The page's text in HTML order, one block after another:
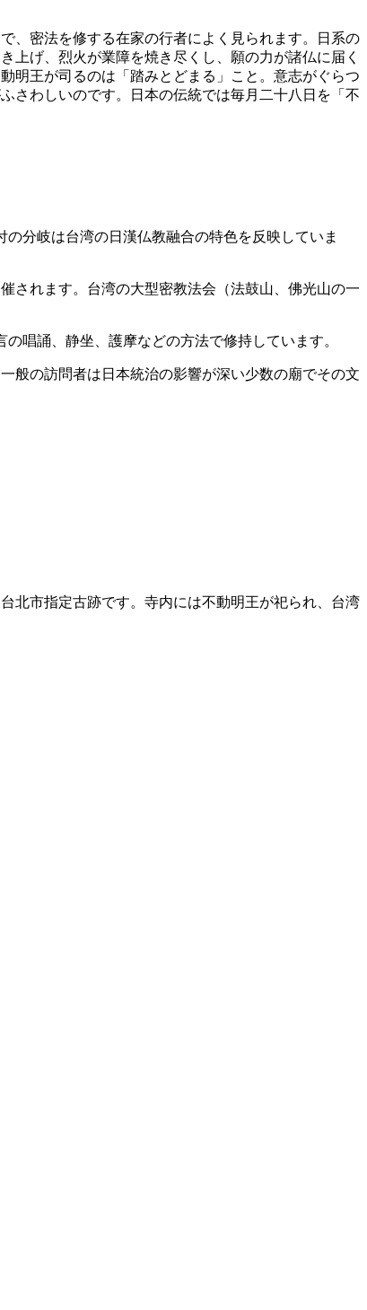
、密法を修する在家の行者によく見られます。日系の
げ、烈火が業障を焼き尽くし、願の力が諸仏に届く
明王が司るのは「踏みとどまる」こと。意志がぐらつ
さわしいのです。日本の伝統では毎月二十八日を「不
分岐は台湾の日漢仏教融合の特色を反映していま
されます。台湾の大型密教法会（法鼓山、佛光山の一
唱誦、静坐、護摩などの方法で修持しています。
般の訪問者は日本統治の影響が深い少数の廟でその文
北市指定古跡です。寺内には不動明王が祀られ、台湾